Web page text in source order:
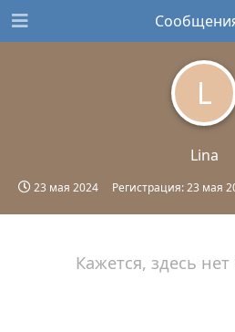
L
Lina
23 мая 2024 Регистрация:23 мая
Кажется, здесь